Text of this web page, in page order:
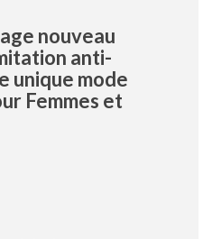
nouveau
anti-
unique mode
Femmes et